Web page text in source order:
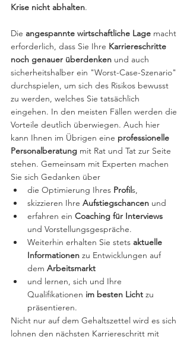
Krise nicht abhalten.
Die angespannte wirtschaftliche Lage macht
erforderlich, dass Sie Ihre Karriereschritte
noch genauer überdenken und auch
sicherheitshalber ein "Worst-Case-Szenario"
durchspielen, um sich des Risikos bewusst
zu werden, welches Sie tatsächlich
eingehen. In den meisten Fällen werden die
Vorteile deutlich überwiegen. Auch hier
kann Ihnen im Übrigen eine professionelle
Personalberatung mit Rat und Tat zur Seite
stehen. Gemeinsam mit Experten machen
Sie sich Gedanken über
die Optimierung Ihres Profils,
skizzieren Ihre Aufstiegschancen und
erfahren ein Coaching für Interviews
und Vorstellungsgespräche.
Weiterhin erhalten Sie stets aktuelle
Informationen zu Entwicklungen auf
dem Arbeitsmarkt
und lernen, sich und Ihre
Qualifikationen im besten Licht zu
präsentieren.
Nicht nur auf dem Gehaltszettel wird es sich
lohnen den nächsten Karriereschritt mit